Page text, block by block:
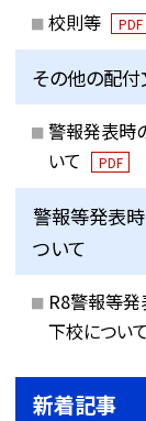
校則等 PDF
その他の配
警報発表時
いて
PDF
警報等発表
ついて
R8警報等
下校について
新着記事